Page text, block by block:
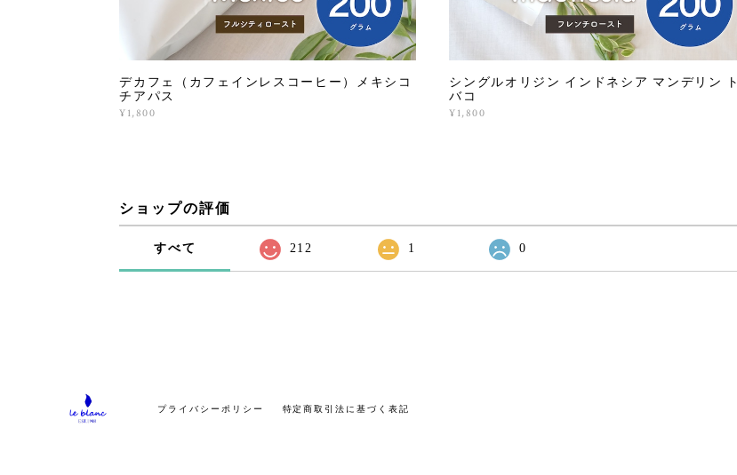
デカフェ（カフェインレスコーヒー）メキシコ
チアパス
¥1,800
シングルオリジン インドネシア マンデリン ト
バコ
¥1,800
ショップの評価
すべて 212 1 0
プライバシーポリシー 特定商取引法に基づく表記